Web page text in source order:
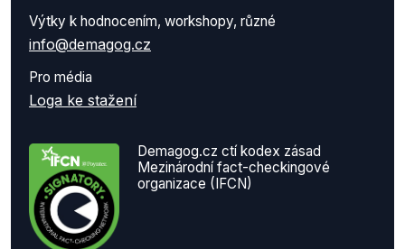
Výtky k hodnocením, workshopy, různé
info@demagog.cz
Pro média
Loga ke stažení
Demagog.cz ctí kodex zásad
Mezinárodní fact-checkingové
organizace (IFCN)